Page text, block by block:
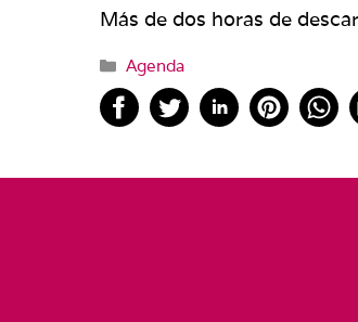
Más de dos horas de
Categorías
Agenda